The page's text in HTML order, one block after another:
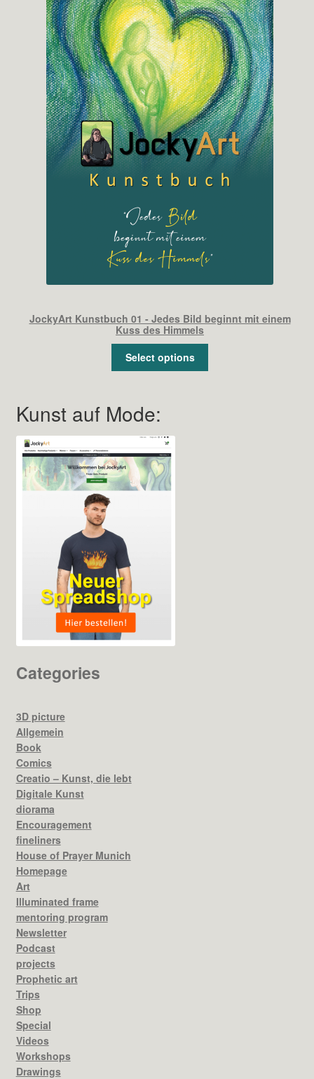
JockyArt Kunstbuch 01 - Jedes Bild beginnt mit einem
Kuss des Himmels
Select options
Kunst auf Mode:
Categories
3D picture
Allgemein
Book
Comics
Creatio – Kunst, die lebt
Digitale Kunst
diorama
Encouragement
fineliners
House of Prayer Munich
Homepage
Art
Illuminated frame
mentoring program
Newsletter
Podcast
projects
Prophetic art
Trips
Shop
Special
Videos
Workshops
Drawings